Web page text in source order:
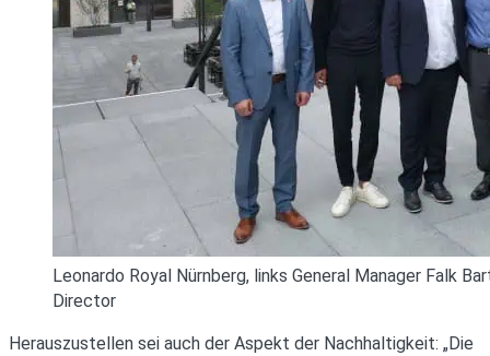
Leonardo Royal Nürnberg, links General Manager Falk
Director
Herauszustellen sei auch der Aspekt der Nachhaltigkeit: „Die